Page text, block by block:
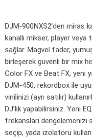
DJM-900NXS2’den miras
kanallı mikser, player
sağlar. Magvel fader,
birleşerek güvenli bir mix
Color FX ve Beat FX, yeni
DJM-450, rekordbox ile
vinilinizi (ayrı satılır)
DJ’lik yapabilirsiniz. Yeni
frekansları dengelemenizi
seçip, yada izolatörü